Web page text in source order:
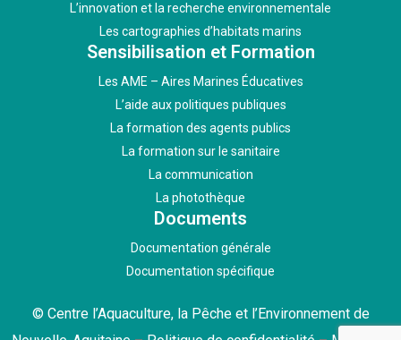
L’innovation et la recherche environnementale
Les cartographies d’habitats marins
Sensibilisation et Formation
Les AME – Aires Marines Éducatives
L’aide aux politiques publiques
La formation des agents publics
La formation sur le sanitaire
La communication
La photothèque
Documents
Documentation générale
Documentation spécifique
© Centre l’Aquaculture, la Pêche et l’Environnement de